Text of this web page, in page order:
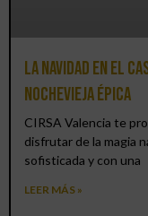
La Navidad en el
Nochevieja épica
CIRSA Valencia te
disfrutar de la magia
sofisticada y con una
LEER MÁS »